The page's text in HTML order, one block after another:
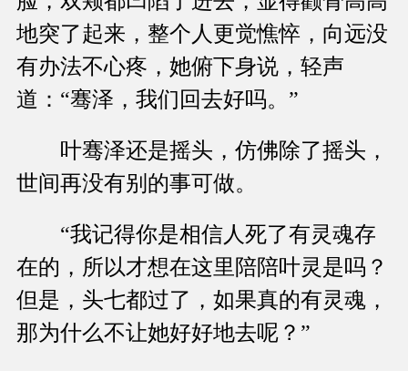
地突了起来，整个人更觉憔悴，向远没
有办法不心疼，她俯下身说，轻声
道：“骞泽，我们回去好吗。”
叶骞泽还是摇头，仿佛除了摇头，
世间再没有别的事可做。
“我记得你是相信人死了有灵魂存
在的，所以才想在这里陪陪叶灵是吗？
但是，头七都过了，如果真的有灵魂，
那为什么不让她好好地去呢？”